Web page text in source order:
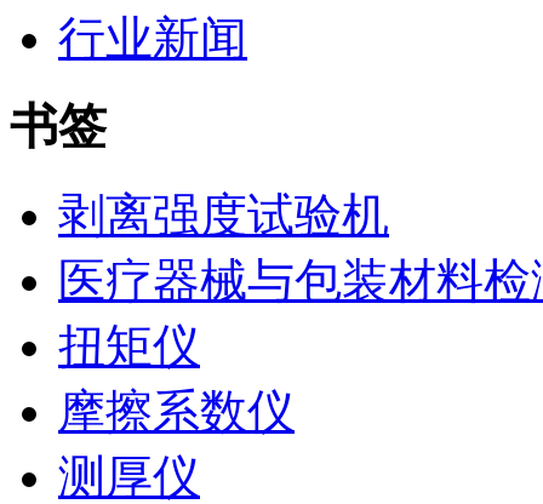
行业新闻
书签
剥离强度试验机
医疗器械与包装材料检
扭矩仪
摩擦系数仪
测厚仪